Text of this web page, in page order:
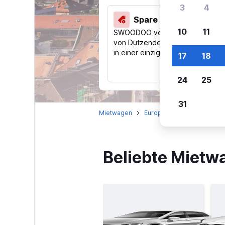
Spare 40 % und mehr
SWOODOO vergleicht Preise
von Dutzenden Reise-Websites
in einer einzigen Suche.
Mietwagen Europa
Beliebte
3 4
10 11
17 18
24 25
31